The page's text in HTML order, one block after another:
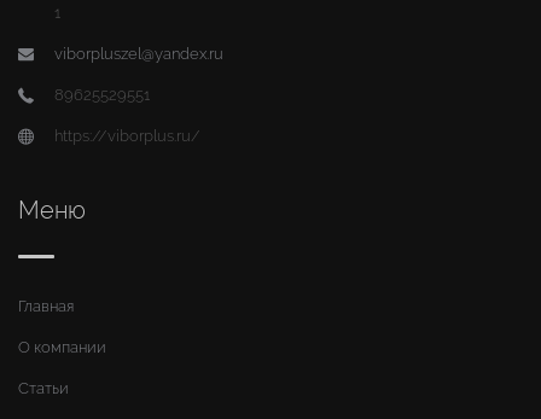
1
viborpluszel@yandex.ru
89625529551
https://viborplus.ru/
Меню
Главная
О компании
Статьи